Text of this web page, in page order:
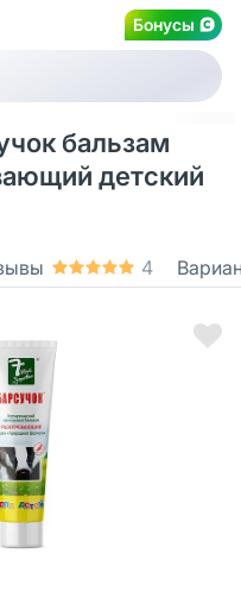
Бонусы
бальзам
детский
4